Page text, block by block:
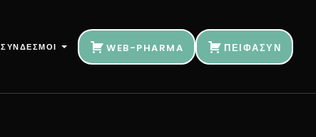
ΣΥΝΔΕΣΜΟΙ WEB-PHARMA ΠΕΙΦΑΣΥΝ